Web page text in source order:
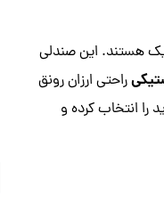
هستند. این صندلی
راحتی ارزان رونق
انتخاب کرده و